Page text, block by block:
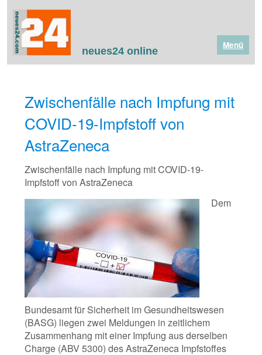
Menü
neues24 online
Zwischenfälle nach Impfung mit
COVID-19-Impfstoff von
AstraZeneca
Zwischenfälle nach Impfung mit COVID-19-
Impfstoff von AstraZeneca
Dem
Bundesamt für Sicherheit im Gesundheitswesen
(BASG) liegen zwei Meldungen in zeitlichem
Zusammenhang mit einer Impfung aus derselben
Charge (ABV 5300) des AstraZeneca Impfstoffes